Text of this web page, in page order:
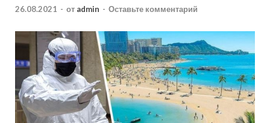
26.08.2021 - от admin - Оставьте комментарий